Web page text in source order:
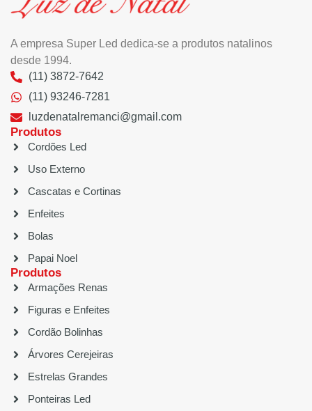
A empresa Super Led dedica-se a produtos natalinos
desde 1994.
(11) 3872-7642
(11) 93246-7281
luzdenatalremanci@gmail.com
Produtos
Cordões Led
Uso Externo
Cascatas e Cortinas
Enfeites
Bolas
Papai Noel
Produtos
Armações Renas
Figuras e Enfeites
Cordão Bolinhas
Árvores Cerejeiras
Estrelas Grandes
Ponteiras Led